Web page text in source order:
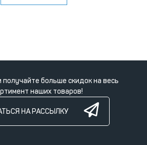
больше скидок на весь
наших товаров!
НА РАССЫЛКУ